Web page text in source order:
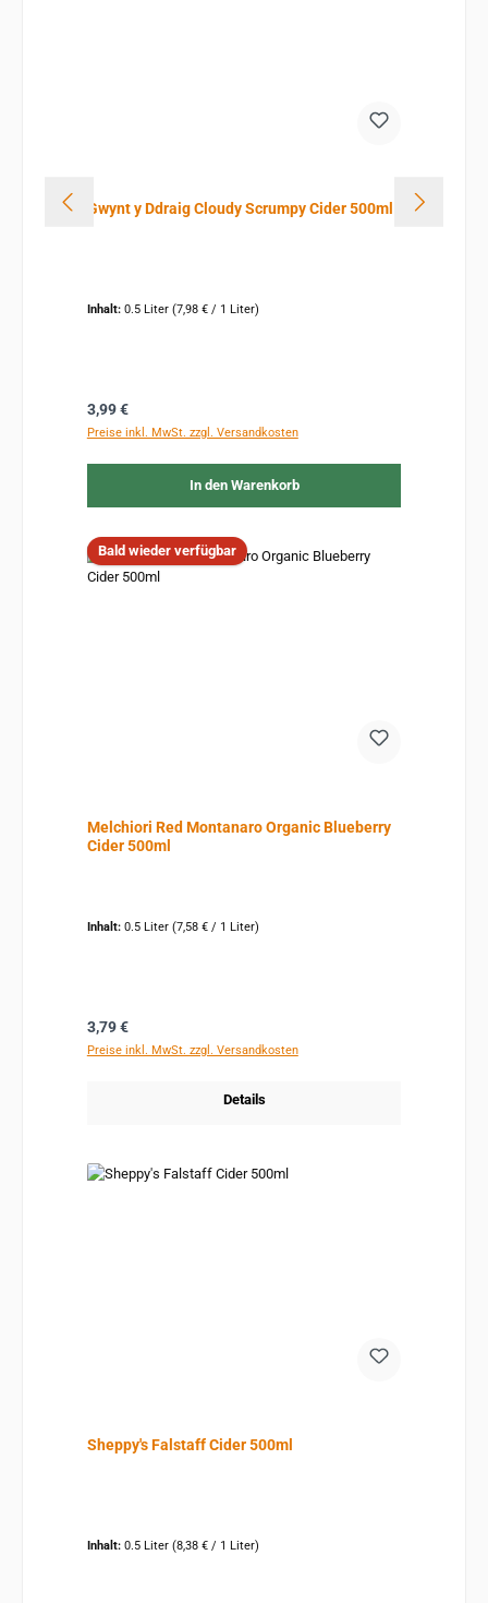
Gwynt y Ddraig Cloudy Scrumpy Cider 500ml
Inhalt: 0.5 Liter (7,98 € / 1 Liter)
Regulärer Preis:
3,99 €
Preise inkl. MwSt. zzgl. Versandkosten
In den Warenkorb
Bald wieder verfügbar
Melchiori Red Montanaro Organic Blueberry
Cider 500ml
Inhalt: 0.5 Liter (7,58 € / 1 Liter)
Regulärer Preis:
3,79 €
Preise inkl. MwSt. zzgl. Versandkosten
Details
Sheppy's Falstaff Cider 500ml
Inhalt: 0.5 Liter (8,38 € / 1 Liter)